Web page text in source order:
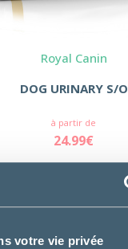
votre vie privée
Royal Canin
DOG URINARY S/O
à partir de
24.99€